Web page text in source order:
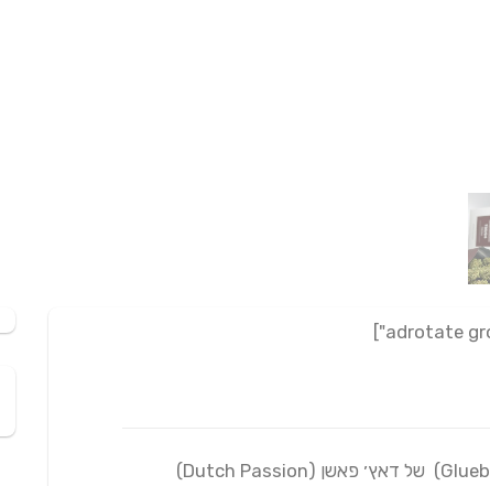
הזן אור מבוסס על זן גלוברי או ג׳י (Glueberry OG) של דאץ׳ פאשן (Dutch Passion)